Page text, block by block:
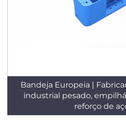
Bandeja Europeia |
industrial pesado,
reforço de